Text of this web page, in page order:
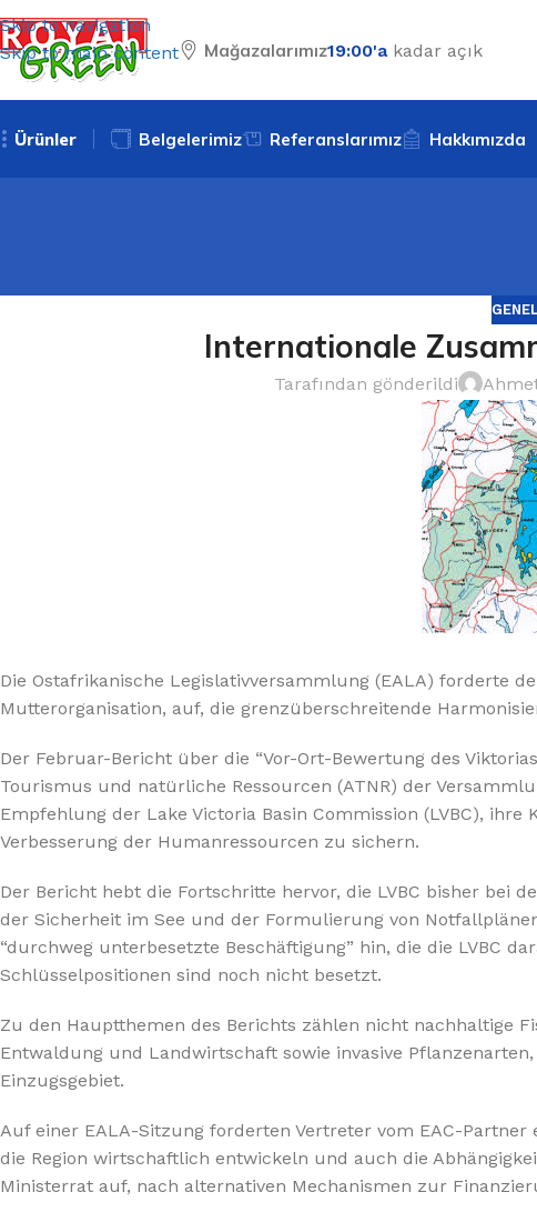
Skip to navigation
Skip to main content
Mağazalarımız19:00'a kadar açık
Ürünler
%10 INDIRIM
Belgelerimiz Referanslarımız Hakkımızda
Internationale
Tarafından gönderildi
Die Ostafrikanische Legislativversammlung (EALA) forderte
Mutterorganisation, auf, die grenzüberschreitende
Der Februar-Bericht über die “Vor-Ort-Bewertung des
Tourismus und natürliche Ressourcen (ATNR) der
Empfehlung der Lake Victoria Basin Commission (LVBC),
Verbesserung der Humanressourcen zu sichern.
Der Bericht hebt die Fortschritte hervor, die LVBC bisher bei
der Sicherheit im See und der Formulierung von
“durchweg unterbesetzte Beschäftigung” hin, die die LVBC
Schlüsselpositionen sind noch nicht besetzt.
Zu den Hauptthemen des Berichts zählen nicht nachhaltige
Entwaldung und Landwirtschaft sowie invasive
Einzugsgebiet.
Auf einer EALA-Sitzung forderten Vertreter vom EAC-
die Region wirtschaftlich entwickeln und auch die
Ministerrat auf, nach alternativen Mechanismen zur